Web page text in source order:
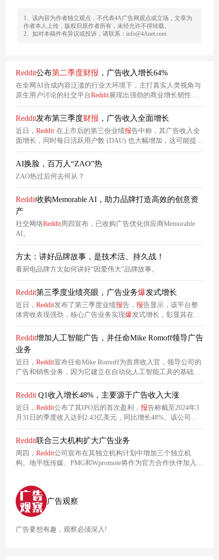
1、该内容为作者独立观点，不代表4A广告网观点或立场，文章为
作者本人上传，版权归原作者所有，未经允许不得转载。
2、如对本稿件有异议或投诉，请联系：info@4Anet.com
Reddit公布第二季度财报 ，广告收入增长64%
在全网AI合成内容泛滥的行业大环境下，主打真实人类视角与
原生用户讨论的社交平台Reddit展现出强劲的商业增长韧性，
第二季度营收数据亮眼，广告收入增长64%，实现大幅攀升。
Reddit发布第三季度财报 ，广告收入全面增长
近日， Reddit 在上市后的第三份业绩报告中称，其广告收入全
面增长，同时每日活跃用户数 (DAU) 也大幅增加，这可能提升
其在竞争激烈的社交媒体领域中作为关键宣传空间的地位。
AI换脸，百万人“ZAO”热
ZAO热过后何去何从？
Reddit收购Memorable AI，助力品牌打造高效的创意资
产
社交网络Reddit 周四宣布，已收购广告优化供应商Memorable
AI。
​方太：讲好品牌故事，是技术活、持久战！
看厨电品牌方太如何讲好“因爱伟大”品牌故事。
Reddit第三季度业绩亮眼，广告业务爆发式增长
近日， Reddit发布了第三季度业绩报告， 报告显示，该平台整
体营收表现强劲，核心广告业务实现爆发式增长，彰显其在营
销领域的商业价值持续提升，广告业务已成为驱动该平台营收
增长的核心动力。
Reddit增加人工智能广告，并任命Mike Romoff领导广告
业务
近日， Reddit宣布任命Mike Romoff为首席收入官，领导公司的
广告和销售业务，因为它建立在自动化人工智能工具的基础
上，从翻译到创意再到文案。
Reddit Q1收入增长48%，主要源于广告收入大涨
近日， Reddit公布了其IPO后的首次盈利， 报告称截至2024年3
月31日的季度收入达到2.43亿美元，同比增长48%。该公司将
增长主要归因于广告收入同比增长39%和数据许可协议收入同
比增长450%以上。
Reddit联合三大机构扩大广告业务
周四， Reddit公司宣布在其独立机构计划中增加三个独立机
构。地平线传媒、PMG和Wpromote将作为官方合作伙伴加入。
广告观察
广告要想有趣，观察必须深入!